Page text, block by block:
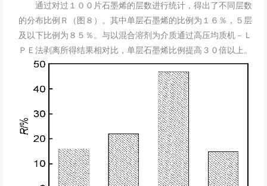
通过对过１００片石墨烯的层数进行统计，得出了不同层数
的分布比例Ｒ（图８）。其中单层石墨烯的比例为１６％，５层
及以下比例为８５％。与以混合溶剂为介质通过高压均质机－Ｌ
ＰＥ法剥离所得结果相对比，单层石墨烯比例提高３０倍以上。